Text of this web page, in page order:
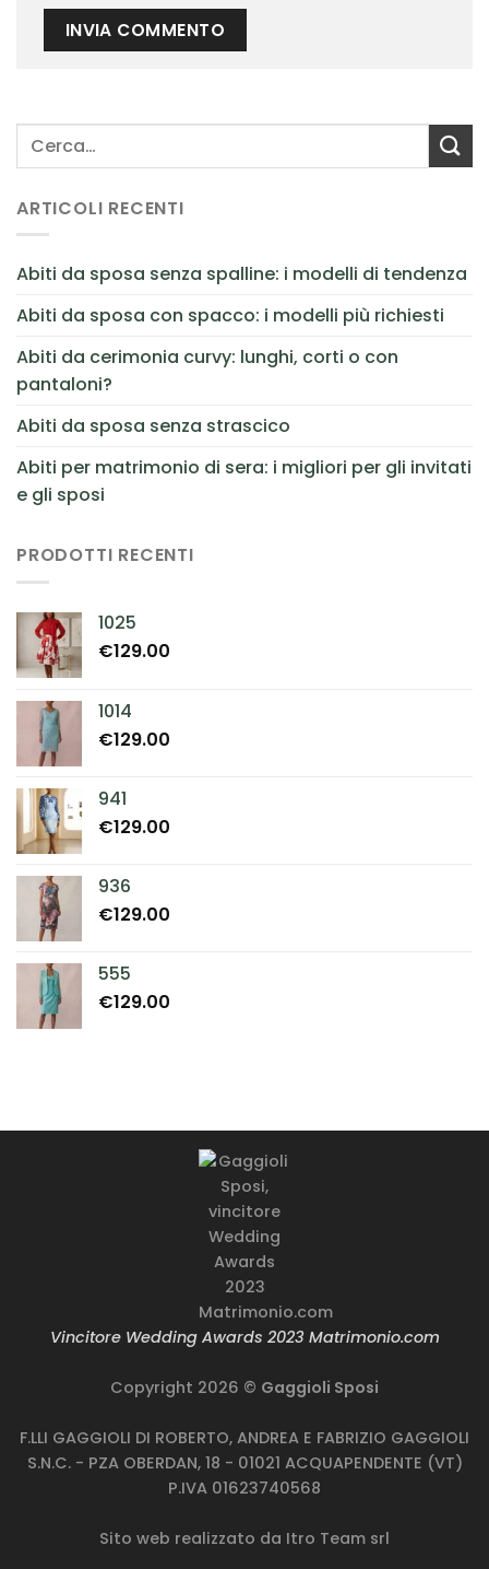
ARTICOLI RECENTI
Abiti da sposa senza spalline: i modelli di tendenza
Abiti da sposa con spacco: i modelli più richiesti
Abiti da cerimonia curvy: lunghi, corti o con
pantaloni?
Abiti da sposa senza strascico
Abiti per matrimonio di sera: i migliori per gli invitati
e gli sposi
PRODOTTI RECENTI
1025
€129.00
1014
€129.00
941
€129.00
936
€129.00
555
€129.00
Vincitore Wedding Awards 2023 Matrimonio.com
Copyright 2026 © Gaggioli Sposi
F.LLI GAGGIOLI DI ROBERTO, ANDREA E FABRIZIO GAGGIOLI
S.N.C. - PZA OBERDAN, 18 - 01021 ACQUAPENDENTE (VT)
P.IVA 01623740568
Sito web realizzato da Itro Team srl